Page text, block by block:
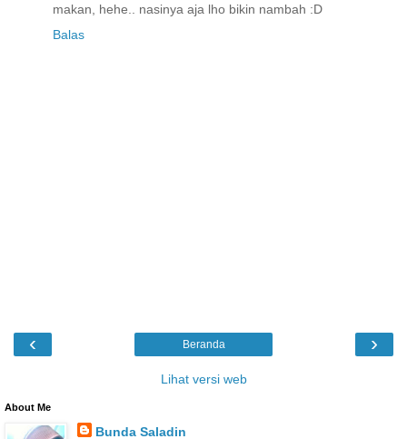
makan, hehe.. nasinya aja lho bikin nambah :D
Balas
‹ ›
Beranda
Lihat versi web
About Me
Bunda Saladin